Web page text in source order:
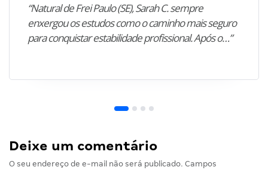
“Natural de Frei Paulo (SE), Sarah C. sempre
enxergou os estudos como o caminho mais seguro
para conquistar estabilidade profissional. Após o…”
Deixe um comentário
O seu endereço de e-mail não será publicado. Campos